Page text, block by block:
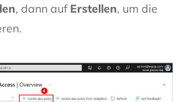
, dann auf Erstellen, um die